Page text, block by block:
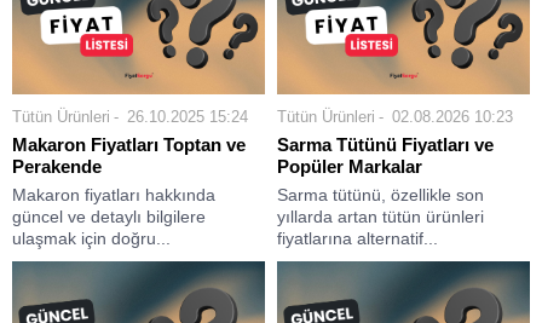
Tütün Ürünleri 26.10.2025 15:24
Makaron Fiyatları Toptan ve
Perakende
Makaron fiyatları hakkında
güncel ve detaylı bilgilere
ulaşmak için doğru...
Tütün Ürünleri 02.08.2026 10:23
Sarma Tütünü Fiyatları ve
Popüler Markalar
Sarma tütünü, özellikle son
yıllarda artan tütün ürünleri
fiyatlarına alternatif...